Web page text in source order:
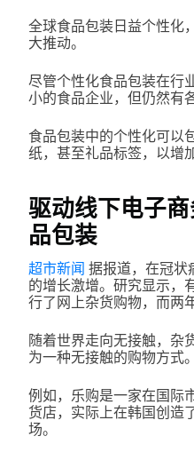
全球食品包装日益个性化
大推动。
尽管个性化食品包装在行
小的食品企业，但仍然有
食品包装中的个性化可以
纸，甚至礼品标签，以增
驱动线下电子
品包装
超市新闻 据报道，在冠状
的增长激增。研究显示，
行了网上杂货购物，而两
随着世界走向无接触，杂
为一种无接触的购物方式。
例如，乐购是一家在国际
货店，实际上在韩国创造
场。